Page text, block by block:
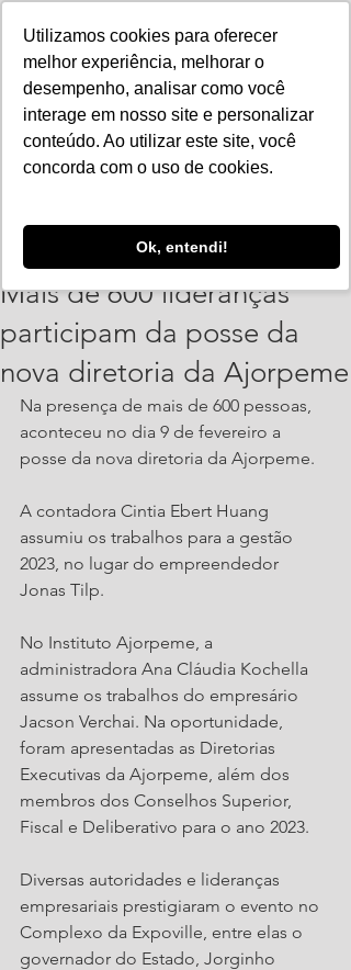
Utilizamos cookies para oferecer
melhor experiência, melhorar o
desempenho, analisar como você
interage em nosso site e personalizar
conteúdo. Ao utilizar este site, você
concorda com o uso de cookies.
Ok, entendi!
Mais de 600 lideranças
participam da posse da
nova diretoria da Ajorpeme
Na presença de mais de 600 pessoas,
aconteceu no dia 9 de fevereiro a
posse da nova diretoria da Ajorpeme.
A contadora Cintia Ebert Huang
assumiu os trabalhos para a gestão
2023, no lugar do empreendedor
Jonas Tilp.
No Instituto Ajorpeme, a
administradora Ana Cláudia Kochella
assume os trabalhos do empresário
Jacson Verchai. Na oportunidade,
foram apresentadas as Diretorias
Executivas da Ajorpeme, além dos
membros dos Conselhos Superior,
Fiscal e Deliberativo para o ano 2023.
Diversas autoridades e lideranças
empresariais prestigiaram o evento no
Complexo da Expoville, entre elas o
governador do Estado, Jorginho